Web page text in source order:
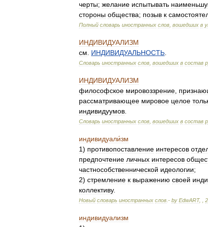
черты; желание испытывать
стороны общества; позыв к
Полный словарь иностранных слов вошедших в
ИНДИВИДУАЛИЗМ
см
ИНДИВИДУАЛЬНОСТЬ
Словарь иностранных слов вошедших в состав
ИНДИВИДУАЛИЗМ
философское мировоззрение
рассматривающее мировое целое
индивидуумов
Словарь иностранных слов вошедших в состав
индивидуали́зм
1) противопоставление интересов
предпочтение личных интересов
частнособственнической идеологии;
2) стремление к выражению своей
коллективу.
Новый словарь иностранных слов .- by EdwART,
индивидуализм